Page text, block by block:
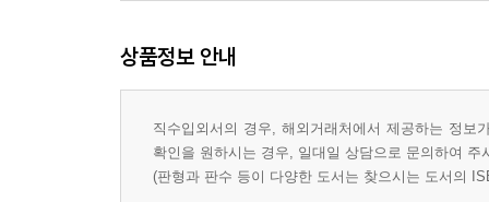
상품정보 안내
직수입외서의 경우, 해외거래처에서 제공하는 정
확인을 원하시는 경우, 일대일 상담으로 문의하여 주
(판형과 판수 등이 다양한 도서는 찾으시는 도서의